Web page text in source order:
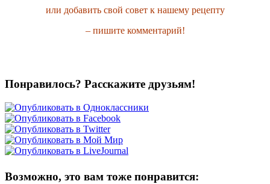
или добавить свой совет к нашему рецепту
– пишите комментарий!
Понравилось? Расскажите друзьям!
Возможно, это вам тоже понравится: